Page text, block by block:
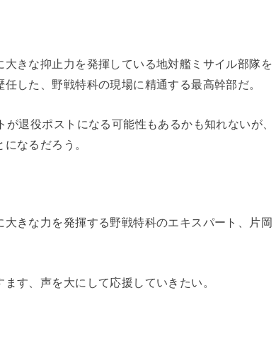
きな抑止力を発揮している地対艦ミサイル部隊を
した、野戦特科の現場に精通する最高幹部だ。
退役ポストになる可能性もあるかも知れないが、
なるだろう。
きな力を発揮する野戦特科のエキスパート、片岡
す、声を大にして応援していきたい。